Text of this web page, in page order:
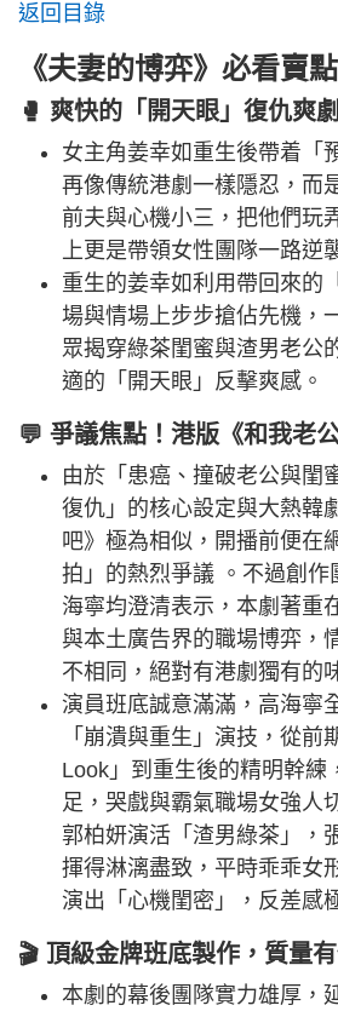
返回目錄
《夫妻的博弈》必看賣點
🥊 爽快的「開天眼」復仇爽劇
女主角姜幸如重生後帶着「
再像傳統港劇一樣隱忍，而
前夫與心機小三，把他們玩
上更是帶領女性團隊一路逆
重生的姜幸如利用帶回來的
場與情場上步步搶佔先機，
眾揭穿綠茶閨蜜與渣男老公
適的「開天眼」反擊爽感。
💬 爭議焦點！港版《和我老
由於「患癌、撞破老公與閨
復仇」的核心設定與大熱韓
吧》極為相似，開播前便在
拍」的熱烈爭議 。不過創作
海寧均澄清表示，本劇著重
與本土廣告界的職場博弈，
不相同，絕對有港劇獨有的
演員班底誠意滿滿，高海寧
「崩潰與重生」演技，從前
Look」到重生後的精明幹練
足，哭戲與霸氣職場女強人
郭柏妍演活「渣男綠茶」，
揮得淋漓盡致，平時乖乖女
演出「心機閨密」，反差感
🎬 頂級金牌班底製作，質量有
本劇的幕後團隊實力雄厚，